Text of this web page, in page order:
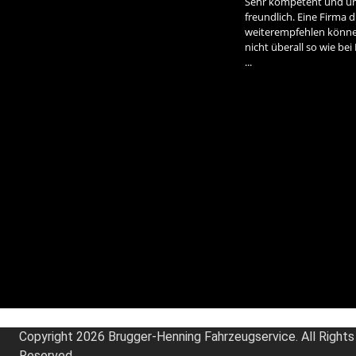
freundlich. Eine Firma
weiterempfehlen
nicht überall so wie
...
Copyright 2026 Brugger-Henning Fahrzeugservice. All Rights